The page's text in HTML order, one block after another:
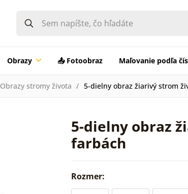
Obrazy 📤 Fotoobraz Maľovanie podľa
Obrazy stromy života 5-dielny obraz žiarivý strom
5-dielny obraz
farbách
Rozmer: